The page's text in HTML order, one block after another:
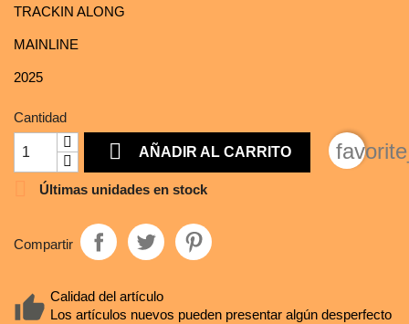
TRACKIN ALONG
MAINLINE
2025
Cantidad
 AÑADIR AL CARRITO
Últimas unidades en stock
Compartir
Calidad del artículo
Los artículos nuevos pueden presentar algún desperfecto